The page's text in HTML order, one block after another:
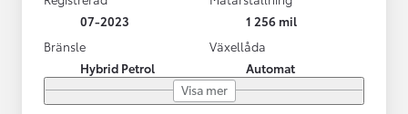
07-2023
1 256 mil
Bränsle
Hybrid Petrol
Växellåda
Automat
Visa mer